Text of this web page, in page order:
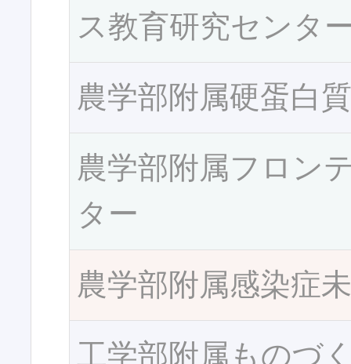
ス教育研究センタ
農学部附属硬蛋白
農学部附属フロン
ター
農学部附属感染症
工学部附属ものづ